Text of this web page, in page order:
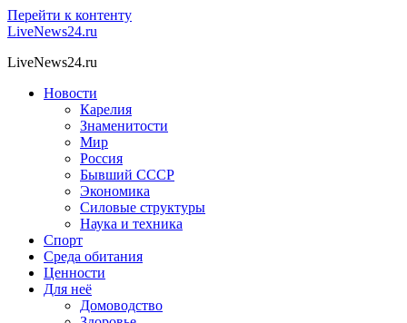
Перейти к контенту
LiveNews24.ru
LiveNews24.ru
Новости
Карелия
Знаменитости
Мир
Россия
Бывший СССР
Экономика
Силовые структуры
Наука и техника
Спорт
Среда обитания
Ценности
Для неё
Домоводство